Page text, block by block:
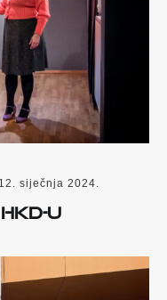
12. siječnja 2024.
u